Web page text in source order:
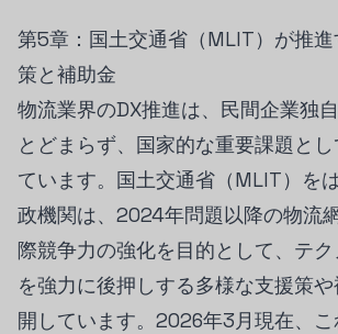
第5章：国土交通省（MLIT）が推
策と補助金
物流業界のDX推進は、民間企業独
とどまらず、国家的な重要課題と
ています。国土交通省（MLIT）を
政機関は、2024年問題以降の物流
際競争力の強化を目的として、テ
を強力に後押しする多様な支援策
開しています。2026年3月現在、